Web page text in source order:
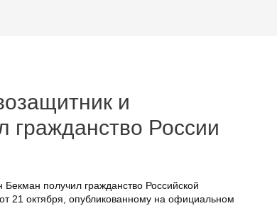
и
гражданство России
получил гражданство Российской
21 октября, опубликованному на официальном